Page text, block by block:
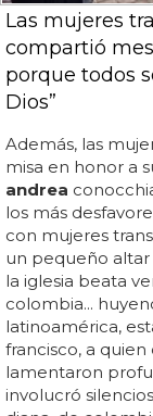
Las mujeres
compartió
porque todos
Dios”
Además, las
misa en honor a
andrea
los más
con mujeres
un pequeño
la iglesia beata
colombia...
latinoamérica,
francisco, a
lamentaron
involucró